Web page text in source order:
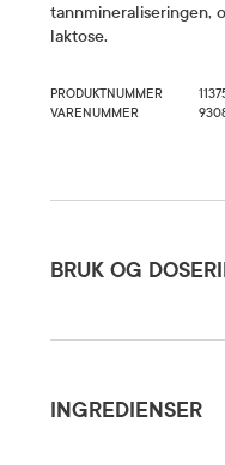
tannmineraliseringen,
laktose.
PRODUKTNUMMER
VARENUMMER
BRUK OG
INGREDIENSER